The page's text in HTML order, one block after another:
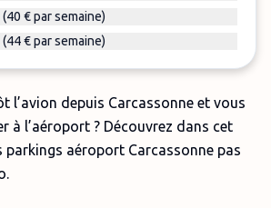
€ par semaine)
(44 € par semaine)
l’avion depuis Carcassonne et vous
à l’aéroport ? Découvrez dans cet
parkings aéroport Carcassonne pas